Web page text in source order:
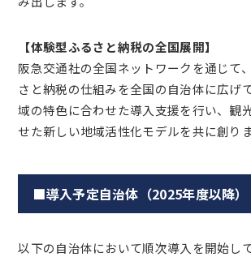
【体験型ふるさと納税の全国展開】
阪急交通社の全国ネットワークを通じて
さと納税の仕組みを全国の自治体に広げ
域の特色に合わせた導入支援を行い、観
せた新しい地域活性化モデルを共に創りま
■導入予定自治体（2025年度以降）
以下の自治体において順次導入を開始し